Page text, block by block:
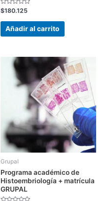
Valorado
con
0
$180.125
Añadir al carrito
Grupal
Programa académico de
Histoembriología + matrícula
GRUPAL